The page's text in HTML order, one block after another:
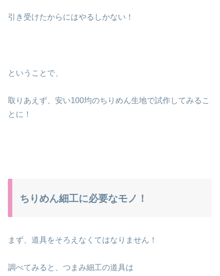
引き受けたからにはやるしかない！
ということで、
取りあえず、安い100均のちりめん生地で試作してみるこ
とに！
ちりめん細工に必要なモノ！
まず、道具をそろえなくてはなりません！
調べてみると、つまみ細工の道具は